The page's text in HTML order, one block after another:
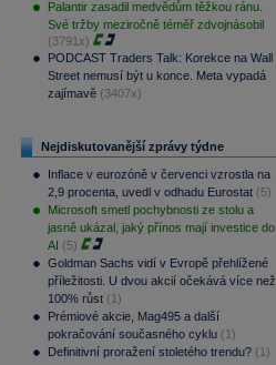
Palantir zasadil medvědům těžkou ránu.
Své tržby meziročně téměř zdvojnásobil
(3791x)
PODCAST Traders Talk: Korekce na Wall
Street nemusí být u konce. Meta vypadá
zajímavě (3407x)
Nejdiskutovanější zprávy týdne
Inflace v eurozóně v červenci vzrostla na
2,9 procenta, uvedl v odhadu Eurostat (5)
Microsoft smetl pochybnosti ze stolu a
jasně ukázal, jaký přínos mají investice do
AI (5)
Goldman Sachs vidí v Evropě přehlížené
příležitosti. U dvou akcií očekává více než
100% růst (1)
Prémiové akcie, Mag495 a další
pokračování současného cyklu (1)
Definitivní proražení stoletého trendu? (1)